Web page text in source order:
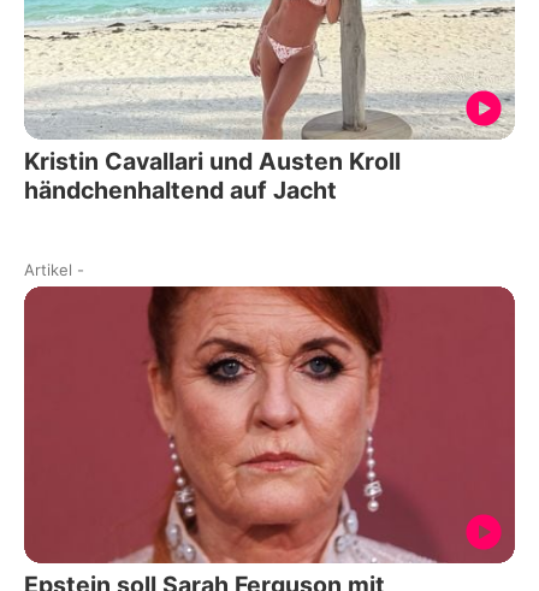
Kristin Cavallari und Austen Kroll
händchenhaltend auf Jacht
Artikel -
Epstein soll Sarah Ferguson mit